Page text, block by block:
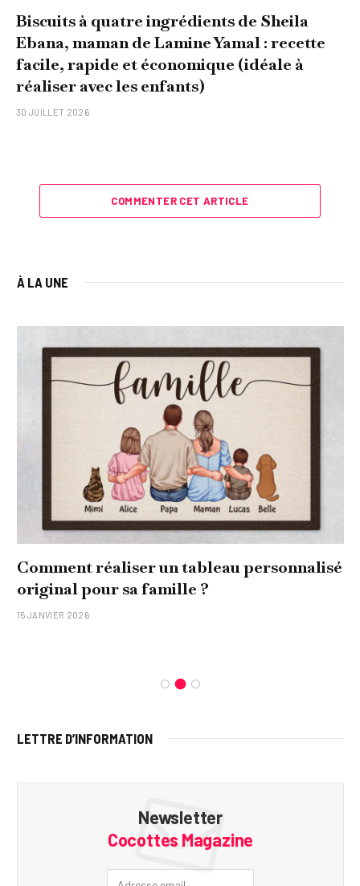
Biscuits à quatre ingrédients de Sheila
Ebana, maman de Lamine Yamal : recette
facile, rapide et économique (idéale à
réaliser avec les enfants)
30 JUILLET 2026
COMMENTER CET ARTICLE
À LA UNE
Comment réaliser un tableau personnalisé
original pour sa famille ?
15 JANVIER 2026
LETTRE D’INFORMATION
Newsletter
Cocottes Magazine